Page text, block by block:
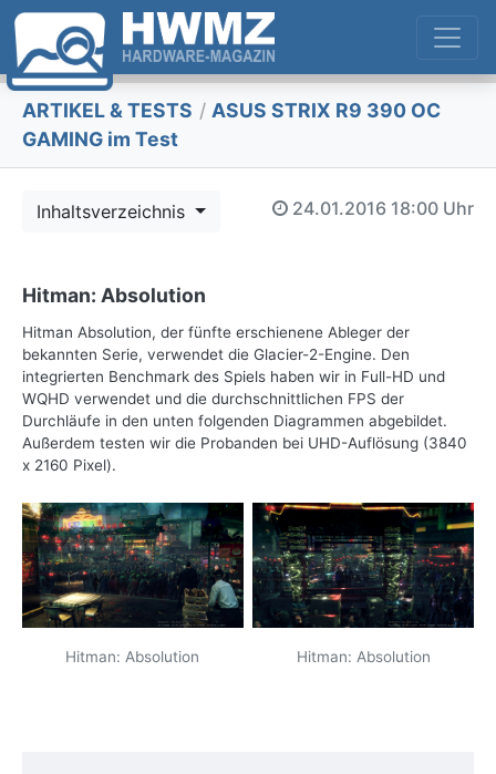
ARTIKEL & TESTS / ASUS STRIX R9 390 OC
GAMING im Test
Inhaltsverzeichnis 24.01.2016 18:00 Uhr
Hitman: Absolution
Hitman Absolution, der fünfte erschienene Ableger der
bekannten Serie, verwendet die Glacier-2-Engine. Den
integrierten Benchmark des Spiels haben wir in Full-HD und
WQHD verwendet und die durchschnittlichen FPS der
Durchläufe in den unten folgenden Diagrammen abgebildet.
Außerdem testen wir die Probanden bei UHD-Auflösung (3840
x 2160 Pixel).
Hitman: Absolution Hitman: Absolution